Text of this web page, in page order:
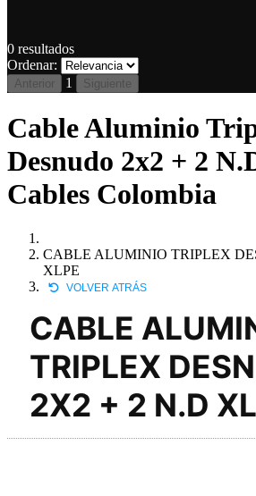
0 resultados
Ordenar:
Anterior 1 Siguiente
Cable Aluminio
Desnudo 2x2 + 2
Cables Colombia
CABLE ALUMINIO TRIPLEX
XLPE
VOLVER ATRÁS
CABLE
TRIPLEX
2X2 + 2 N.D